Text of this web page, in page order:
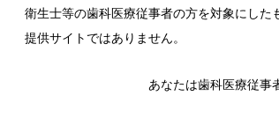
衛生士等の歯科医療従事者の方を対象にした
提供サイトではありません。
あなたは歯科医療従事
設定はおすすめできません。